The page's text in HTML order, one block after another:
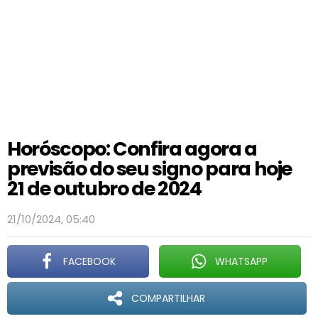
Horóscopo: Confira agora a
previsão do seu signo para hoje
21 de outubro de 2024
21/10/2024, 05:40
FACEBOOK WHATSAPP
COMPARTILHAR